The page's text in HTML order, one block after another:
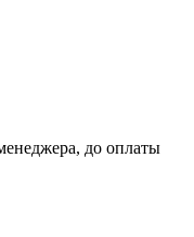
до оплаты